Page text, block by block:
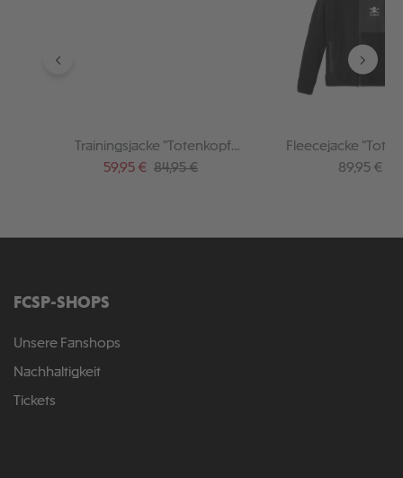
Trainingsjacke "Totenkopf
Kapuze"
Verkaufspreis:
59,95 € Regulärer Preis:
84,95 €
Fleecejacke
Regulärer
89,95 €
FCSP-SHOPS
Unsere Fanshops
Nachhaltigkeit
Tickets